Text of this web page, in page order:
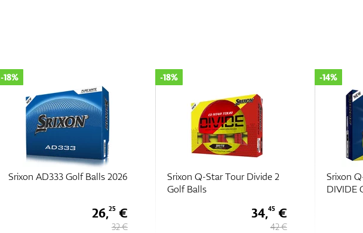
Srixon AD333 Golf Balls 2026
-18%
26,25€
32 €
Srixon Q-Star Tour Divide 2
Golf Balls
-18%
34,45€
42 €
Srixon
DIVIDE
-14%